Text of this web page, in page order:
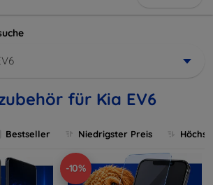
für Kia EV6
Bestseller Niedrigster Preis
-10%